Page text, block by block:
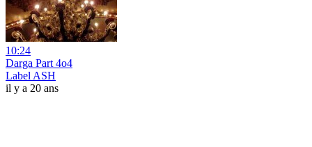
10:24
Darga Part 4o4
Label ASH
il y a 20 ans